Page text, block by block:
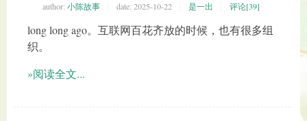
author: 小陈故事 date: 2025-10-22 是一出 评论[39]
long long ago。互联网百花齐放的时候，也有很多组
织。
»阅读全文...